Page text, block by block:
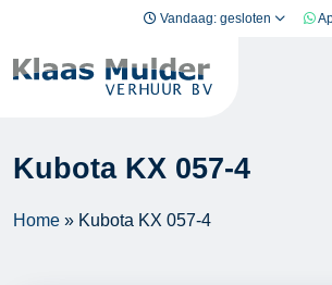
Vandaag: gesloten
Kubota KX 057-4
Home » Kubota KX 057-4